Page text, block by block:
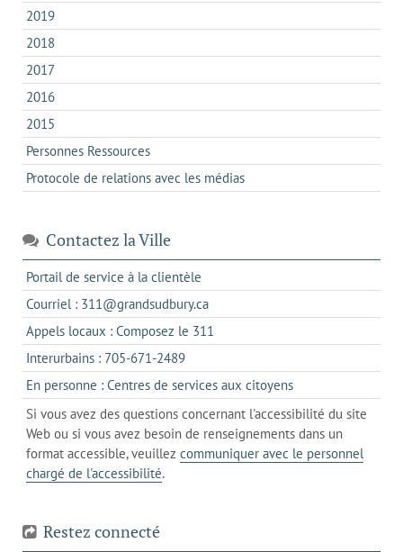
2019
2018
2017
2016
2015
Personnes Ressources
Protocole de relations avec les médias
Contactez la Ville
Portail de service à la clientèle
dans
un
nouvel
Courriel : 311@grandsudbury.cas'ouvre
dans
votre
de
messagerie
Appels locaux : Composez le 311
dans
un
client
de
votre
téléphone
Interurbains : 705-671-2489s'ouvre
dans
un
client
de
votre
En personne : Centres de services aux citoyenss'ouvre
dans
l'onglet
actuel
Si vous avez des questions concernant l'accessibilité du site
Web ou si vous avez besoin de renseignements dans un
format accessible, veuillez communiquer avec le personnel
chargé de l'accessibilité.
Restez connecté